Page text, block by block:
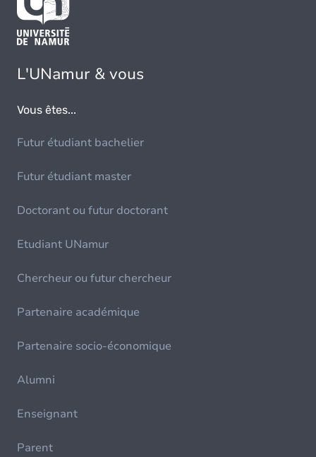
L'UNamur & vous
Vous êtes...
Futur étudiant bachelier
Futur étudiant master
Doctorant ou futur doctorant
Etudiant UNamur
Chercheur ou futur chercheur
Partenaire académique
Partenaire socio-économique
Alumni
Enseignant
Parent